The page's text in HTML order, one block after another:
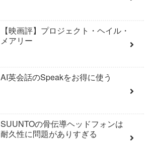
【映画評】プロジェクト・ヘイル・
メアリー
AI英会話のSpeakをお得に使う
SUUNTOの骨伝導ヘッドフォンは
耐久性に問題がありすぎる